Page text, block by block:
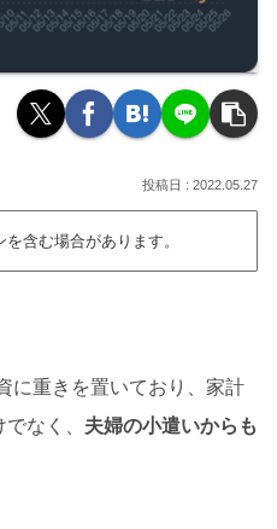
2022.05.27
含む場合があります。
に重きを置いており、家計
なく、 夫婦の小遣いからも